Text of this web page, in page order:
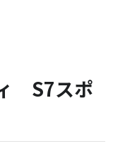
S7スポ